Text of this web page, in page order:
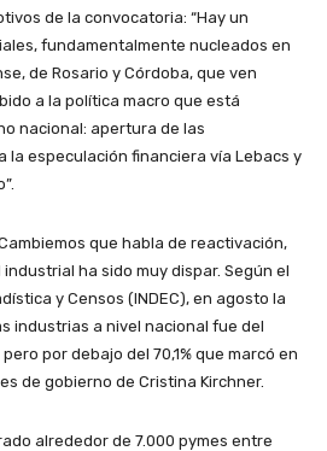
de la convocatoria: “Hay un
fundamentalmente nucleados en
de Rosario y Córdoba, que ven
a la política macro que está
nacional: apertura de las
la especulación financiera vía Lebacs y
que habla de reactivación,
ha sido muy dispar. Según el
y Censos (INDEC), en agosto la
industrias a nivel nacional fue del
por debajo del 70,1% que marcó en
de gobierno de Cristina Kirchner.
alrededor de 7.000 pymes entre